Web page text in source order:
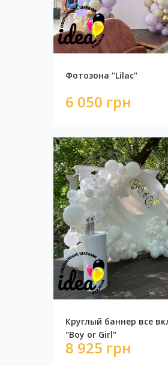
Стена с пайетками
9 626
Фотозона "Lilac"
6 050 грн
Круглый баннер все
"Boy or Girl"
8 925 грн